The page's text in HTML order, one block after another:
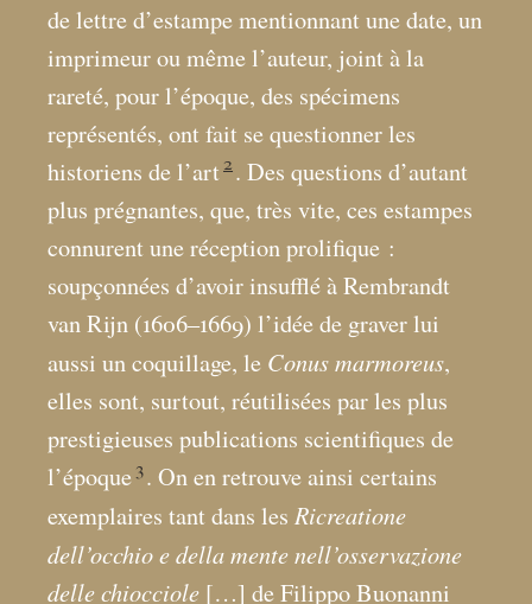
de lettre d’estampe mentionnant une date, un
imprimeur ou même l’auteur, joint à la
rareté, pour l’époque, des spécimens
représentés, ont fait se questionner les
historiens de l’art 2 . Des questions d’autant
plus prégnantes, que, très vite, ces estampes
connurent une réception prolifique :
soupçonnées d’avoir insufflé à Rembrandt
van Rijn (1606–1669) l’idée de graver lui
aussi un coquillage, le Conus marmoreus,
elles sont, surtout, réutilisées par les plus
prestigieuses publications scientifiques de
l’époque 3. On en retrouve ainsi certains
exemplaires tant dans les Ricreatione
dell’occhio e della mente nell’osservazione
delle chiocciole […] de Filippo Buonanni